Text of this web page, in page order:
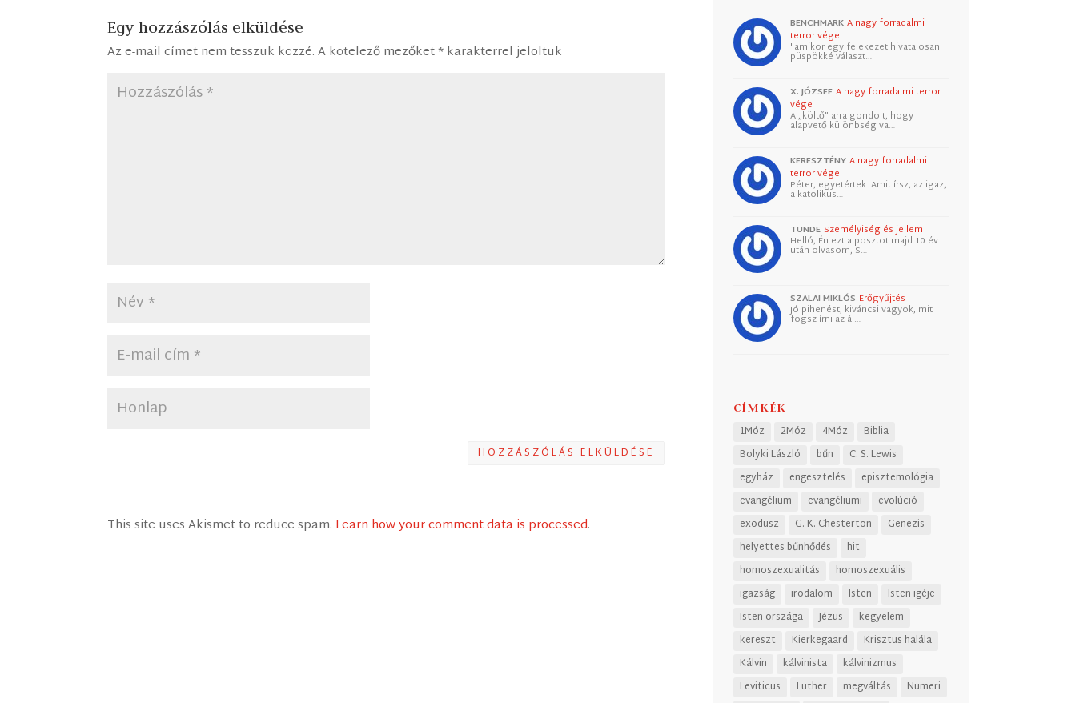
Egy hozzászólás elküldése
Az e-mail címet nem tesszük közzé. A kötelező mezőket*karakterrel jelöltük
HOZZÁSZÓLÁS ELKÜLDÉSE
This site uses Akismet to reduce spam. Learn how your comment data is processed.
BENCHMARK A nagy forradalmi
terror vége
"amikor egy felekezet hivatalosan
püspökké választ…
X. JÓZSEF A nagy forradalmi terror
vége
A „költő” arra gondolt, hogy
alapvető különbség va…
KERESZTÉNY A nagy forradalmi
terror vége
Péter, egyetértek. Amit írsz, az igaz,
a katolikus…
TUNDE Személyiség és jellem
Helló, Én ezt a posztot majd 10 év
után olvasom, S…
SZALAI MIKLÓS Erőgyűjtés
Jó pihenést, kiváncsi vagyok, mit
fogsz írni az ál…
CÍMKÉK
1Móz 2Móz 4Móz
Biblia
Bolyki László
bűn
C. S. Lewis
egyház
engesztelés
episztemológia
evangélium
evangéliumi
evolúció
exodusz
G. K. Chesterton
Genezis
helyettes bűnhődés
hit
homoszexualitás
homoszexuális
igazság
irodalom Isten
Isten igéje
Isten országa
Jézus
kegyelem
kereszt
Kierkegaard
Krisztus halála
Kálvin
kálvinista
kálvinizmus
Leviticus
Luther megváltás
Numeri